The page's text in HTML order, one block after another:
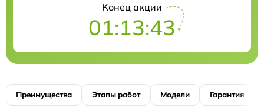
Конец акции
01:13:42
Преимущества Этапы работ Модели Гарантия